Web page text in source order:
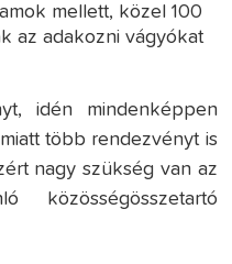
mellett, közel 100
az adakozni vágyókat
idén mindenképpen
több rendezvényt is
nagy szükség van az